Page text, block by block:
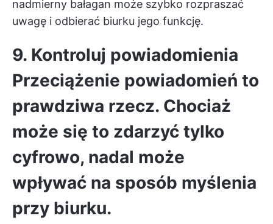
nadmierny bałagan może szybko rozpraszać
uwagę i odbierać biurku jego funkcję.
9. Kontroluj powiadomienia
Przeciążenie powiadomień to
prawdziwa rzecz. Chociaż
może się to zdarzyć tylko
cyfrowo, nadal może
wpływać na sposób myślenia
przy biurku.